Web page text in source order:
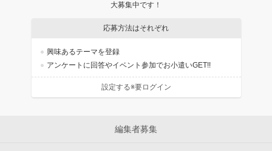
大募集中です！
応募方法はそれぞれ
興味あるテーマを登録
アンケートに回答やイベント参加でお小遣いGET!!
設定する※要ログイン
編集者募集